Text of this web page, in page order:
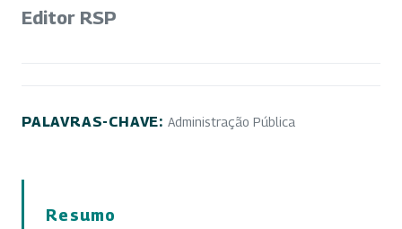
Editor RSP
PALAVRAS-CHAVE: Administração Pública
Resumo